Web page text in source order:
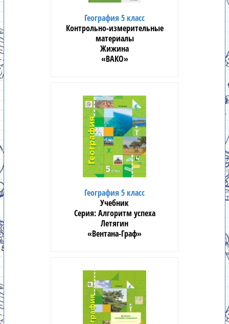
География 5 класс
Контрольно-измерительные
материалы
Жижина
«ВАКО»
География 5 класс
Учебник
Алгоритм успеха
Летягин
«Вентана-Граф»